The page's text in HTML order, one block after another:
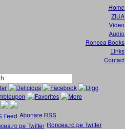
Home
ZIUA
Video
Audio
Roncea Books
Links
Contact
Abonare RSS
Roncea.ro pe Twitter